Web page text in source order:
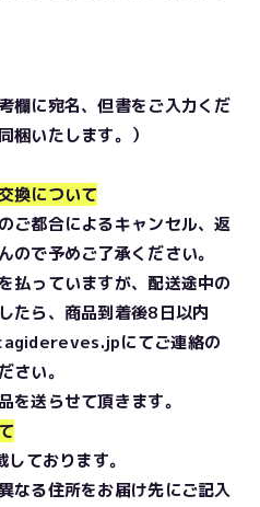
欄に宛名、但書をご入力くだ
梱いたします。）
換について
ご都合によるキャンセル、返
ので予めご了承ください。
払っていますが、配送途中の
たら、商品到着後8日以内
にてご連絡の
さい。
を送らせて頂きます。
ております。
なる住所をお届け先にご記入